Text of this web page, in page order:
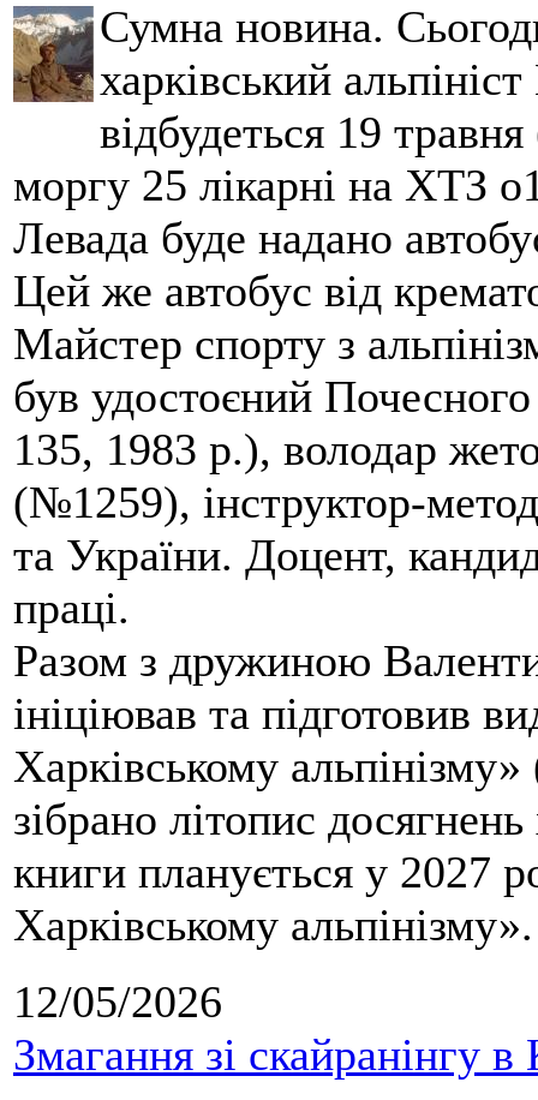
Сумна новина.
харківський
відбудеться 19
моргу 25 лікарні на ХТЗ
Левада буде надано
Цей же автобус від
Майстер спорту з
був удостоєний
135, 1983 р.), володар
(№1259), інструктор-
та України. Доцент,
праці.
Разом з дружиною
ініціював та підготовив
Харківському
зібрано літопис
книги планується у 2027
Харківському альпінізму».
12/05/2026
Змагання зі скайранінгу в